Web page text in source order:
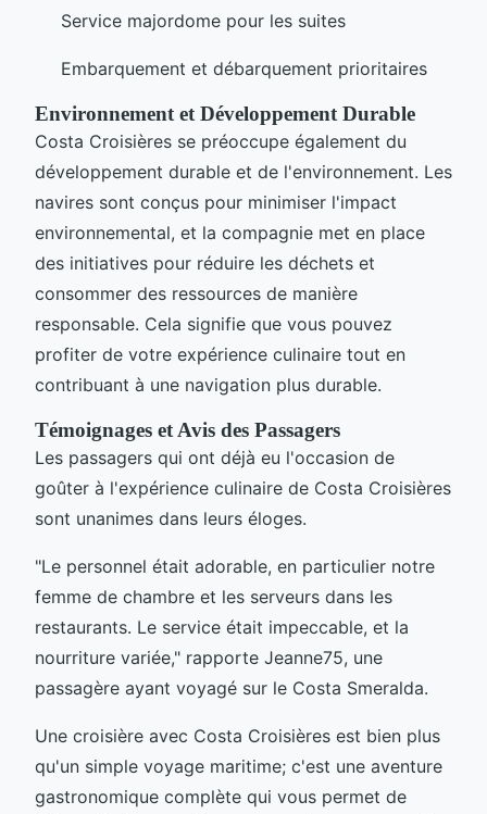
Service majordome pour les suites
Embarquement et débarquement prioritaires
Environnement et Développement Durable
Costa Croisières se préoccupe également du
développement durable et de l'environnement. Les
navires sont conçus pour minimiser l'impact
environnemental, et la compagnie met en place
des initiatives pour réduire les déchets et
consommer des ressources de manière
responsable. Cela signifie que vous pouvez
profiter de votre expérience culinaire tout en
contribuant à une navigation plus durable.
Témoignages et Avis des Passagers
Les passagers qui ont déjà eu l'occasion de
goûter à l'expérience culinaire de Costa Croisières
sont unanimes dans leurs éloges.
"Le personnel était adorable, en particulier notre
femme de chambre et les serveurs dans les
restaurants. Le service était impeccable, et la
nourriture variée," rapporte Jeanne75, une
passagère ayant voyagé sur le Costa Smeralda.
Une croisière avec Costa Croisières est bien plus
qu'un simple voyage maritime; c'est une aventure
gastronomique complète qui vous permet de